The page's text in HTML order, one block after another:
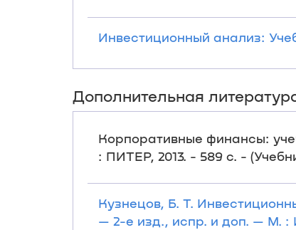
Инвестиционный анализ:
Дополнительная
Корпоративные финансы:
: ПИТЕР, 2013. - 589 с. -
Кузнецов, Б. Т.
— 2-е изд., испр. и доп. — М. :